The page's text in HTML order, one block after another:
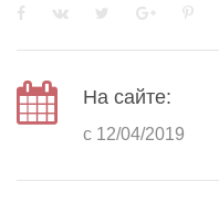
На сайте:
с 12/04/2019